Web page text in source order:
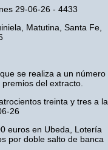
29-06-26 - 4433
Matutina, Santa Fe,
se realiza a un número
del extracto.
treinta y tres a la
26
euros en Ubeda, Lotería
por doble salto de banca